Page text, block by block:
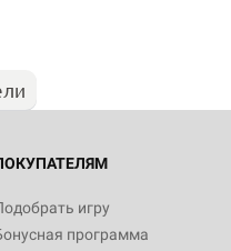
игру
программа